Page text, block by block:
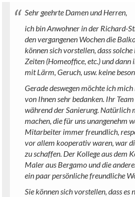
Sehr geehrte Damen und Herren,
ich bin Anwohner in der Richard-
den vergangenen Wochen die
können sich vorstellen, dass
Zeiten (Homeoffice, etc.) und dann
mit Lärm, Geruch, usw. keine
Gerade deswegen möchte ich
von Ihnen sehr bedanken. Ihr
während der Sanierung. Natürlich
machen, die für uns unangenehm
Mitarbeiter immer freundlich,
vor allem kooperativ waren, war
zu schaffen. Der Kollege aus dem
Maler aus Bergamo und die
ein paar persönliche freundliche
Sie können sich vorstellen, dass es